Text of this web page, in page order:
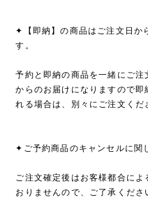
✦【即納】の商品はご注文日か
す。
予約と即納の商品を一緒にご
からのお届けになりますので即
れる場合は、別々にご注文くだ
✦ご予約商品のキャンセルに関
ご注文確定後はお客様都合に
おりませんので、ご了承くださ